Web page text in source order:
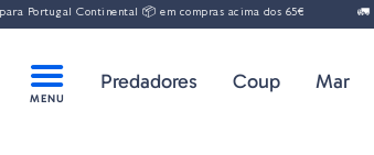
Continental 📦 em compras acima dos 65€ 🚛
Predadores Coup Mar